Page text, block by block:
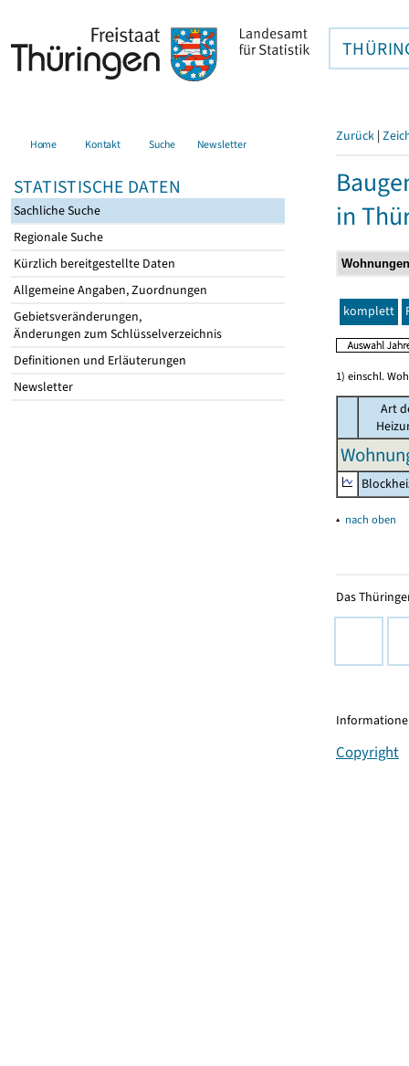
Home Kontakt Suche Newsletter
STATISTISCHE DATEN
Sachliche Suche
Regionale Suche
Kürzlich bereitgestellte Daten
Allgemeine Angaben, Zuordnungen
Gebietsveränderungen,
Änderungen zum Schlüsselverzeichnis
Definitionen und Erläuterungen
Newsletter
Zurück |
in
komplett
1) einschl.
Art
▴ nach oben
Das
Copyright